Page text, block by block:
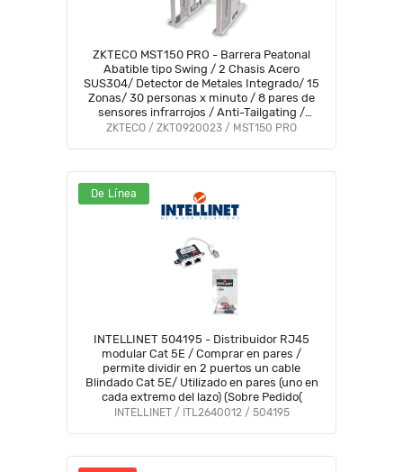
ZKTECO MST150 PRO - Barrera Peatonal
Abatible tipo Swing / 2 Chasis Acero
SUS304/ Detector de Metales Integrado/ 15
Zonas/ 30 personas x minuto / 8 pares de
sensores infrarrojos / Anti-Tailgating /
Servo Motores / Apertura configurable 1s a
ZKTECO / ZKT0920023 / MST150 PRO
De Línea
INTELLINET 504195 - Distribuidor RJ45
modular Cat 5E / Comprar en pares /
permite dividir en 2 puertos un cable
Blindado Cat 5E/ Utilizado en pares (uno en
cada extremo del lazo) (Sobre Pedido(
INTELLINET / ITL2640012 / 504195